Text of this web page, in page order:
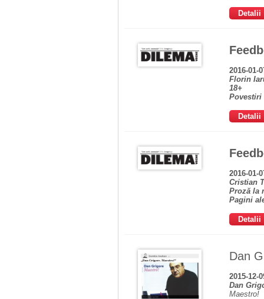
Detalii
2016-01-
Florin
18+
Povestiri
Detalii
2016-01-
Cristian
Proză la
Pagini
Detalii
Dan
2015-12-
Dan
Maestro!